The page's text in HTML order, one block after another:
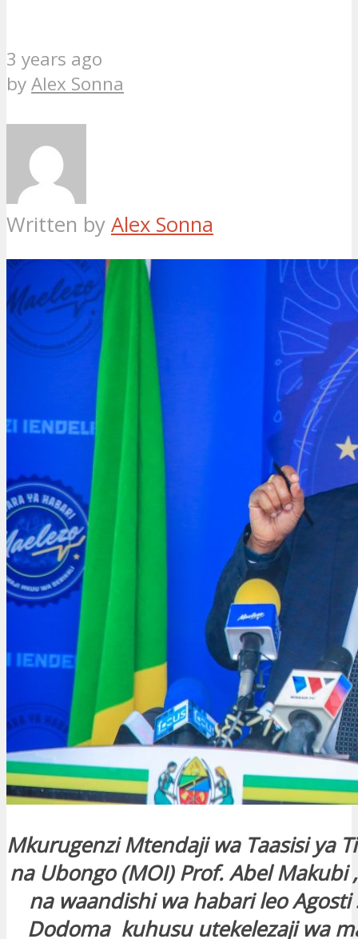
3 years ago
byAlex Sonna
Written by Alex Sonna
Mkurugenzi Mtendaji wa Taasisi ya
na Ubongo (MOI) Prof. Abel Makubi
na waandishi wa habari leo
Dodoma kuhusu utekelezaji wa